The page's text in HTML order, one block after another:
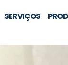
SERVIÇOS